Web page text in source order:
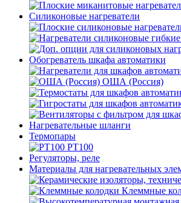
Силиконовые нагреватели
Обогреватель шкафа автоматики
ОША (Россия)
Нагревательные шланги
Термопары
PT100
Регуляторы, реле
Материалы для нагревательных
Клеммные